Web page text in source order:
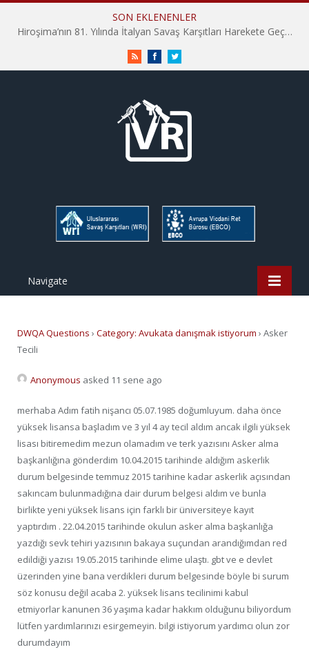
SON EKLENENLER
Hiroşima’nın 81. Yılında İtalyan Savaş Karşıtları Harekete Geçti: “Hatırlamak yeterli değil”
RSS FacebookTwitter
Navigate
DWQA Questions › Category: Avukata danışmak istiyorum › Asker
Tecili
Anonymous asked 11 sene ago
merhaba Adım fatih nişancı 05.07.1985 doğumluyum. daha önce
yüksek lisansa başladım ve 3 yıl 4 ay tecil aldım ancak ilgili yüksek
lisası bitiremedim mezun olamadım ve terk yazısını Asker alma
başkanlığına gönderdim 10.04.2015 tarihinde aldığım askerlik
durum belgesinde temmuz 2015 tarihine kadar askerlik açısından
sakıncam bulunmadığına dair durum belgesi aldım ve bunla
birlikte yeni yüksek lisans için farklı bir üniversiteye kayıt
yaptırdım . 22.04.2015 tarihinde okulun asker alma başkanlığa
yazdığı sevk tehiri yazısının bakaya suçundan arandığımdan red
edildiği yazısı 19.05.2015 tarihinde elime ulaştı. gbt ve e devlet
üzerinden yine bana verdikleri durum belgesinde böyle bi surum
söz konusu değil acaba 2. yüksek lisans tecilinimi kabul
etmiyorlar kanunen 36 yaşıma kadar hakkım olduğunu biliyordum
lütfen yardımlarınızı esirgemeyin. bilgi istiyorum yardımcı olun zor
durumdayım